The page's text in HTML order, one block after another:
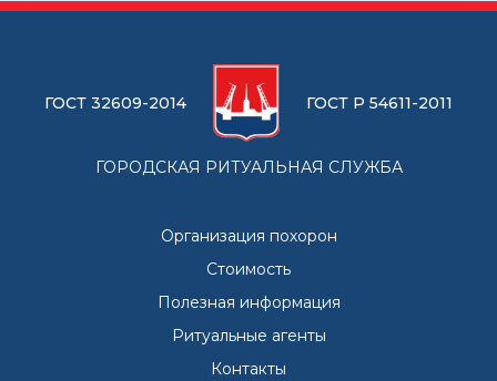
ГОСТ 32609-2014 ГОСТ Р 54611-2011
ГОРОДСКАЯ РИТУАЛЬНАЯ СЛУЖБА
Организация похорон
Стоимость
Полезная информация
Ритуальные агенты
Контакты